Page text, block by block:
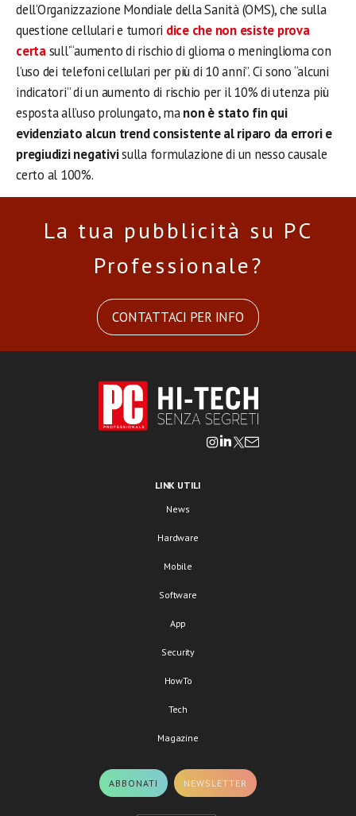
dell’Organizzazione Mondiale della Sanità (OMS), che sulla
questione cellulari e tumori dice che non esiste prova
certasull’“aumento di rischio di glioma o meninglioma con
l’uso dei telefoni cellulari per più di 10 anni”. Ci sono “alcuni
indicatori” di un aumento di rischio per il 10% di utenza più
esposta all’uso prolungato, manon è stato fin qui
evidenziato alcun trend consistente al riparo da errori e
pregiudizi negativisulla formulazione di un nesso causale
certo al 100%.
La tua pubblicità su PC
Professionale?
CONTATTACI PER INFO
LINK UTILI
News
Hardware
Mobile
Software
App
Security
HowTo
Tech
Magazine
ABBONATI NEWSLETTER